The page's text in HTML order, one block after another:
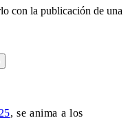
con la publicación de una
, se anima a los